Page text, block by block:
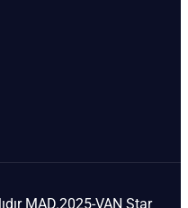
MAD.2025-VAN Star